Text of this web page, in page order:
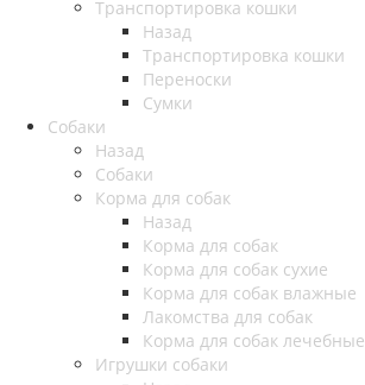
Транспортировка кошки
Назад
Транспортировка кошки
Переноски
Сумки
Собаки
Назад
Собаки
Корма для собак
Назад
Корма для собак
Корма для собак сухие
Корма для собак влажные
Лакомства для собак
Корма для собак лечебные
Игрушки собаки